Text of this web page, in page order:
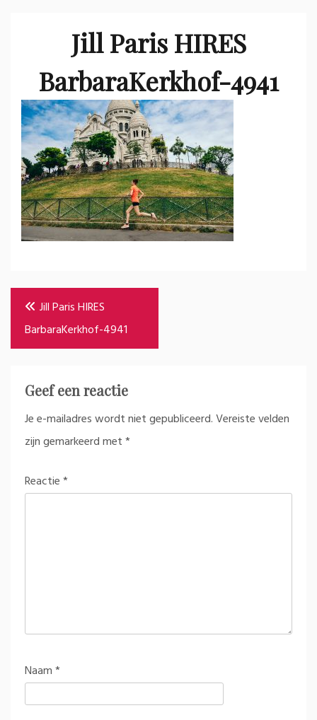
Jill Paris HIRES
BarbaraKerkhof-4941
Bericht
navigatie
Jill Paris HIRES
BarbaraKerkhof-4941
Geef een reactie
Je e-mailadres wordt niet gepubliceerd.Vereiste velden
zijn gemarkeerd met*
Reactie*
Naam*